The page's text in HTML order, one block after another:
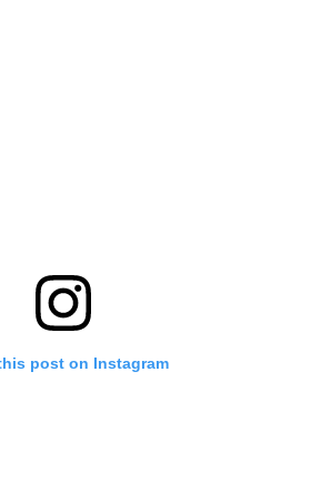
post on Instagram